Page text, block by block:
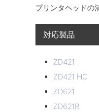
プリンタヘッドの
対応製品
ZD421
ZD421 HC
ZD621
ZD621R